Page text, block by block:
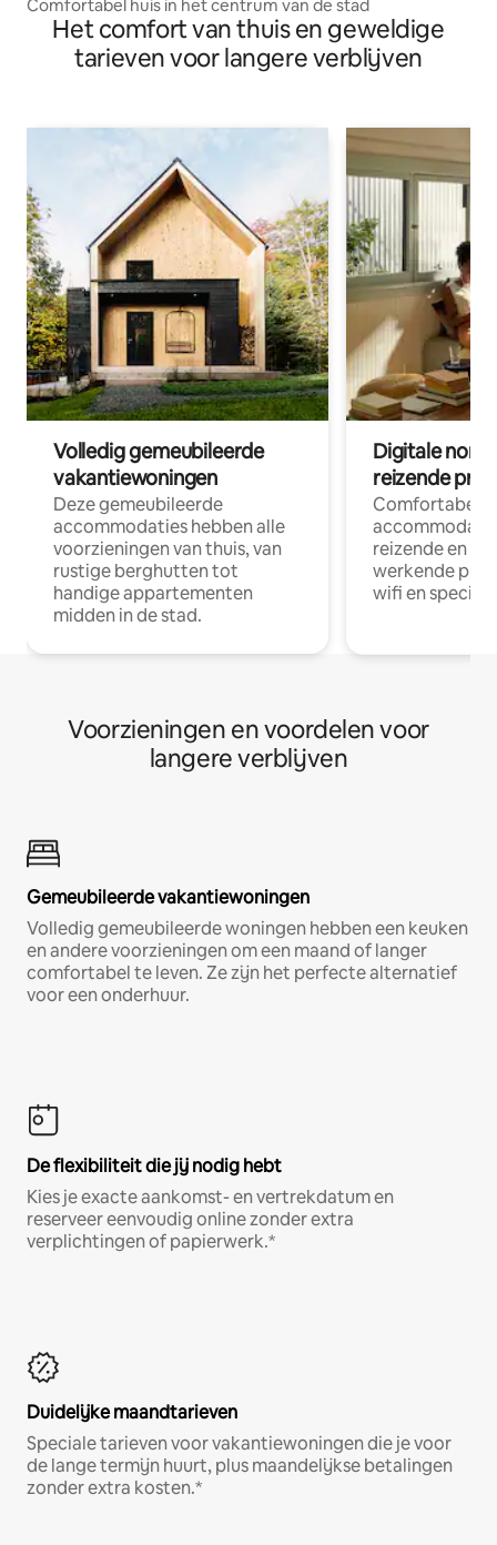
Comfortabel huis in het centrum van de stad
Het comfort van thuis en geweldige
tarieven voor langere verblijven
Volledig gemeubileerde
vakantiewoningen
Deze gemeubileerde
accommodaties hebben alle
voorzieningen van thuis, van
rustige berghutten tot
handige appartementen
midden in de stad.
Digitale
reizende
Comfortabele
reizende en
werkende
wifi en
Voorzieningen en voordelen voor
langere verblijven
Gemeubileerde vakantiewoningen
Volledig gemeubileerde woningen hebben een keuken
en andere voorzieningen om een maand of langer
comfortabel te leven. Ze zijn het perfecte alternatief
voor een onderhuur.
De flexibiliteit die jij nodig hebt
Kies je exacte aankomst- en vertrekdatum en
reserveer eenvoudig online zonder extra
verplichtingen of papierwerk.*
Duidelijke maandtarieven
Speciale tarieven voor vakantiewoningen die je voor
de lange termijn huurt, plus maandelijkse betalingen
zonder extra kosten.*